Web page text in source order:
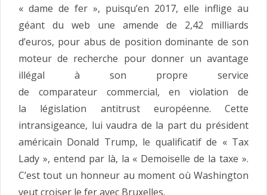
« dame de fer », puisqu’en 2017, elle inflige au
géant du web une amende de 2,42 milliards
d’euros, pour abus de position dominante de son
moteur de recherche pour donner un avantage
illégal à son propre service
de comparateur commercial, en violation de
la législation antitrust européenne. Cette
intransigeance, lui vaudra de la part du président
américain Donald Trump, le qualificatif de « Tax
Lady », entend par là, la « Demoiselle de la taxe ».
C’est tout un honneur au moment où Washington
veut croiser le fer avec Bruxelles.